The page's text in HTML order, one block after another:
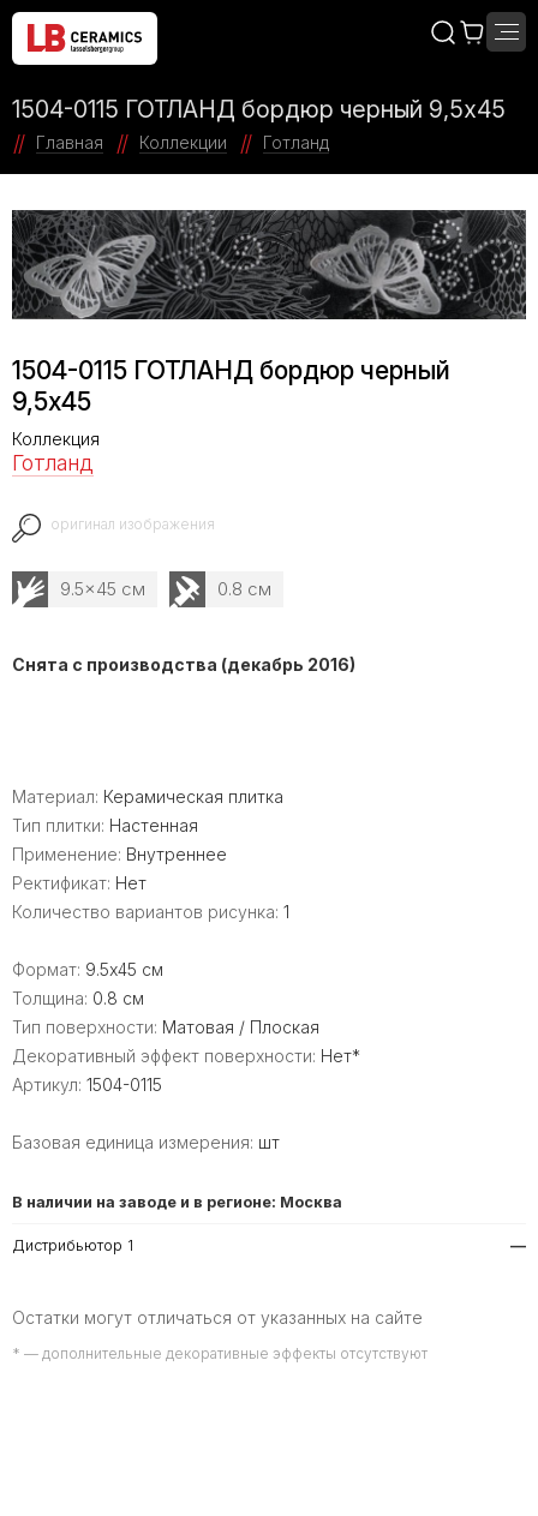
1504-0115 ГОТЛАНД бордюр черный 9,5х45
Главная Коллекции Готланд
1504-0115 ГОТЛАНД бордюр черный
9,5х45
Коллекция
Готланд
оригинал изображения
9.5x45 см 0.8 см
Снята с производства (декабрь 2016)
Материал: Керамическая плитка
Тип плитки: Настенная
Применение: Внутреннее
Ректификат: Нет
Количество вариантов рисунка: 1
Формат: 9.5x45 см
Толщина: 0.8 см
Тип поверхности: Матовая / Плоская
Декоративный эффект поверхности: Нет*
Артикул: 1504-0115
Базовая единица измерения: шт
В наличии на заводе и в регионе: Москва
Дистрибьютор 1 —
Остатки могут отличаться от указанных на сайте
* — дополнительные декоративные эффекты отсутствуют